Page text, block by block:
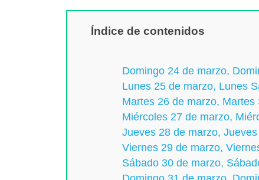
Índice de contenidos
Domingo 24 de marzo,
Lunes 25 de marzo, Lunes
Martes 26 de marzo, Martes
Miércoles 27 de marzo,
Jueves 28 de marzo,
Viernes 29 de marzo,
Sábado 30 de marzo,